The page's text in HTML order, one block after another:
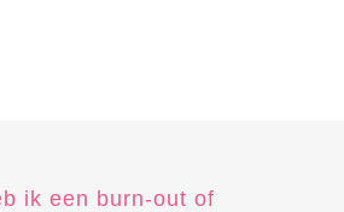
ik een burn-out of